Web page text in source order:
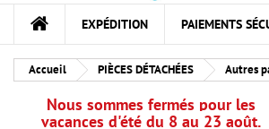
EXPÉDITION PAIEMENTS
Accueil PIÈCES DÉTACHÉES Autres
Nous sommes fermés pour les
vacances d'été du 8 au 23 août.